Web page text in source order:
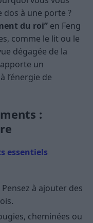
dos à une porte ?
du roi” en Feng
comme le lit ou le
dégagée de la
un
l’énergie de
:
essentiels
à ajouter des
cheminées ou